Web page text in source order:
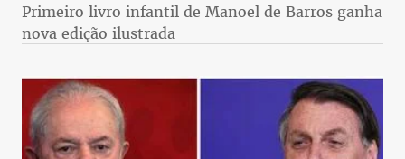
Primeiro livro infantil de Manoel de Barros ganha
nova edição ilustrada